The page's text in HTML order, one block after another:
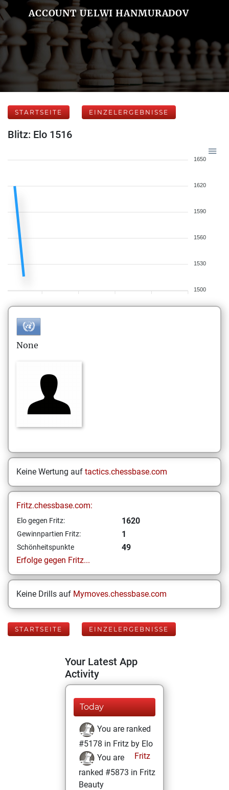
ACCOUNT UELWI HANMURADOV
STARTSEITE EINZELERGEBNISSE
Blitz: Elo 1516
1650
1620
1590
1560
1530
1500
None
Keine Wertung auf tactics.chessbase.com
Fritz.chessbase.com:
Elo gegen Fritz: 1620
Gewinnpartien Fritz: 1
Schönheitspunkte
49
Erfolge gegen Fritz...
Keine Drills auf Mymoves.chessbase.com
STARTSEITE EINZELERGEBNISSE
Your Latest App
Activity
Today
You are ranked
#5178 in Fritz by Elo
Fritz
You are
ranked #5873 in Fritz
Beauty